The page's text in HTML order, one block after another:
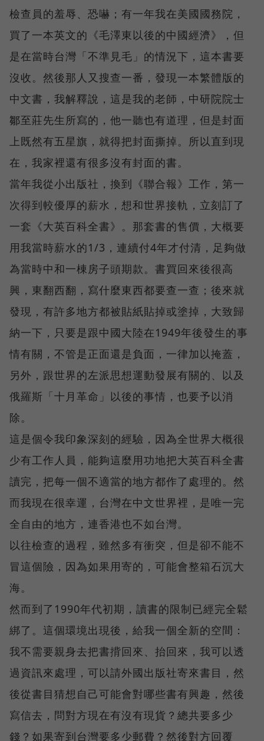
檢查員的羞辱、恐嚇；有一年我在美國國務院，
買了一本英文的《毛澤東以後的中國經濟》，但
是在當時台灣「不準見毛」的情況下，這本書要
沒收。然後那人又搜查一番，發現一本繁體版的
中文書，我解釋說，這是我的老師，中研院院士
鄒至莊先生所寫的，他一聽也有道理，但是封面
上既然有五星旗，就得把封面撕掉。所以直到現
在，我家裡還有很多沒有封面的書。
當年我從小出版社，換到《聯合報》工作，第一
次得到較優厚的薪水，想和世界接軌，立刻訂了
一套《大英百科全書》。那套書的售價，大概要
用我當時薪水的1/3，連續付4年才付清，足夠做
為當時中和一棟房子頭期款。書買回來後很高
興，東翻西翻，寫什麼東西都要查一查；後來就
發現，有許多地方都被貼紙貼掉或塗掉，大致歸
納一下，只要是跟中國大陸在1949年後發生的事
情有關，不管是正面還是負面，一律加以掩蓋，
另外，跟世界的左派思想運動發展有關的、以及
俄羅斯「十月革命」以後的事情，也要予以消
除。
這是個令我印象深刻的經驗，因為全世界大概很
少有工作人員，能夠這麼用功地把大英百科全書
讀完，把每一個不適當的地方都作了處理的。然
而我現在很幸運，台灣在中文世界裡，是唯一完
全自由的地方，連香港也不如台灣。
以往檢查的過程，雖然多有衝突，但是卻不能不
冒這個險，因為如果用寄的，可能會整箱石沉大
海。
然而到了1990年代初期，讀書的限制已經完全鬆
綁了。這個環境出現後，給我一個全新的空間：
我不需要親身去把書揹回來、抬回來，我可以透
過資訊來處理，可以請外國出版社寄來書目，然
後從書目猜想自己可能會對哪些書有興趣，然後
寫信去，問對方現在有沒有現貨？總共要多少
錢？如果寄到台灣要多少郵費？然後對方回覆